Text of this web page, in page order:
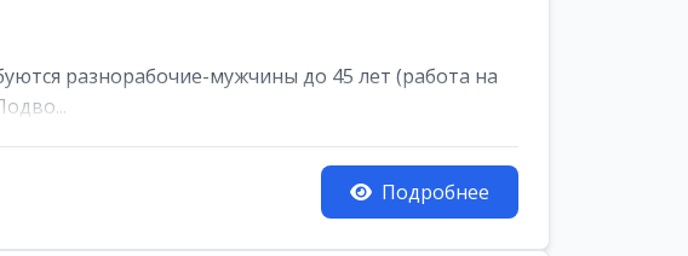
разнорабочие-мужчины до 45 лет (работа на
Подробнее